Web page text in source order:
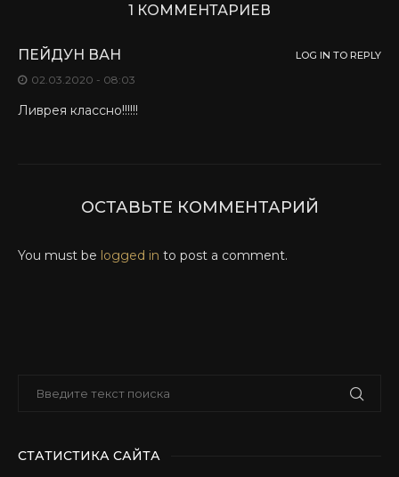
1 КОММЕНТАРИЕВ
ПЕЙДУН ВАН
02.03.2020 - 08:03
Ливрея классно!!!!!!
LOG IN TO REPLY
ОСТАВЬТЕ КОММЕНТАРИЙ
You must be logged in to post a comment.
СТАТИСТИКА САЙТА